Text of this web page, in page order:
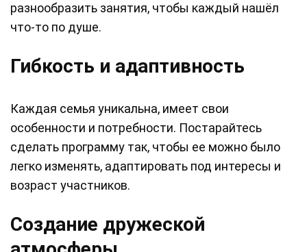
разнообразить занятия, чтобы каждый нашёл
что-то по душе.
Гибкость и адаптивность
Каждая семья уникальна, имеет свои
особенности и потребности. Постарайтесь
сделать программу так, чтобы ее можно было
легко изменять, адаптировать под интересы и
возраст участников.
Создание дружеской